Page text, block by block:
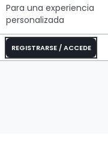
Para una experiencia
personalizada
REGISTRARSE / ACCEDE